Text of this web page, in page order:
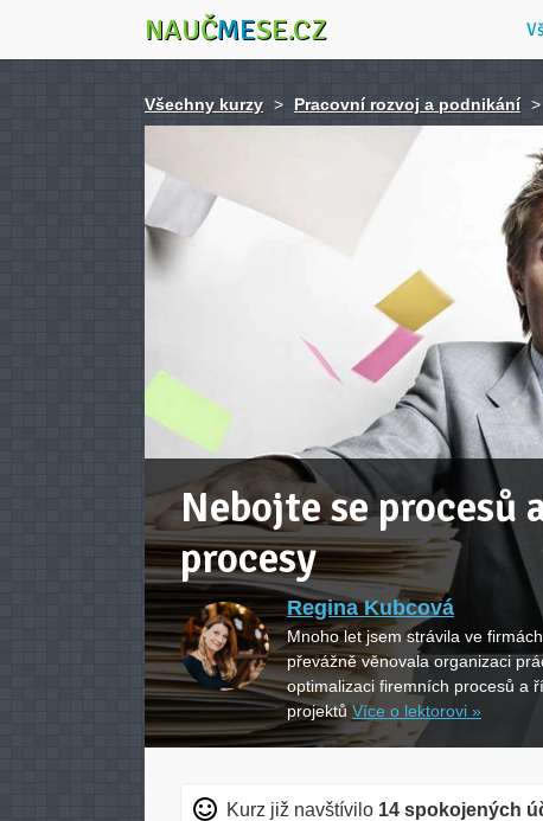
NAUČMESE.CZ
Všechny kurzy > Pracovní rozvoj a podnikání >
Nebojte se procesů
procesy
Regina Kubcová
Mnoho let jsem strávila ve
převážně věnovala organizaci
optimalizaci firemních procesů a
projektů Více o lektorovi »
Kurz již navštívilo 14 spokojených